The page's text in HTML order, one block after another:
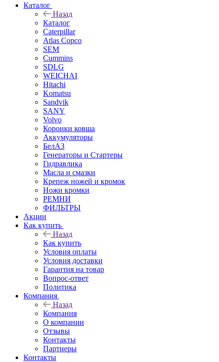
Каталог
Назад
Каталог
Caterpillar
Atlas Copco
SEM
Cummins
SDLG
WEICHAI
Hitachi
Komatsu
Sandvik
SANY
Volvo
Коронки ковша
Аккумуляторы
БелАЗ
Генераторы и Стартеры
Гидравлика
Масла и смазки
Крепеж ножей и кромок
Ножи кромки
РЕМНИ
ФИЛЬТРЫ
Акции
Как купить
Назад
Как купить
Условия оплаты
Условия доставки
Гарантия на товар
Вопрос-ответ
Политика
Компания
Назад
Компания
О компании
Отзывы
Контакты
Партнеры
Контакты